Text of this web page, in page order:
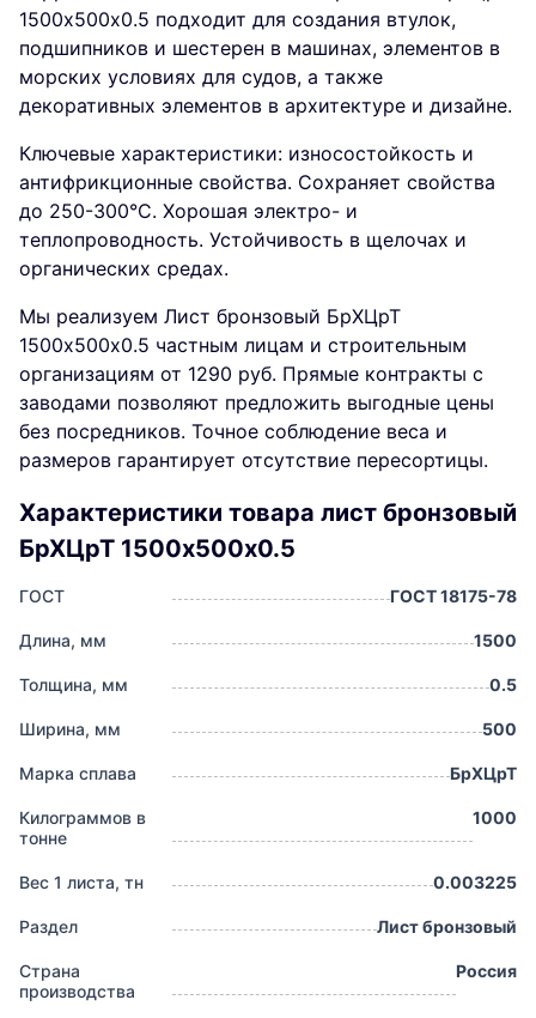
1500х500х0.5 подходит для создания втулок,
подшипников и шестерен в машинах, элементов в
морских условиях для судов, а также
декоративных элементов в архитектуре и дизайне.
Ключевые характеристики: износостойкость и
антифрикционные свойства. Сохраняет свойства
до 250-300°C. Хорошая электро- и
теплопроводность. Устойчивость в щелочах и
органических средах.
Мы реализуем Лист бронзовый БрХЦрТ
1500х500х0.5 частным лицам и строительным
организациям от 1290 руб. Прямые контракты с
заводами позволяют предложить выгодные цены
без посредников. Точное соблюдение веса и
размеров гарантирует отсутствие пересортицы.
Характеристики товара лист бронзовый
БрХЦрТ 1500х500х0.5
ГОСТ ГОСТ 18175-78
Длина, мм 1500
Толщина, мм 0.5
Ширина, мм 500
Марка сплава БрХЦрТ
Килограммов в
тонне
1000
Вес 1 листа, тн 0.003225
Раздел Лист бронзовый
Страна
производства
Россия